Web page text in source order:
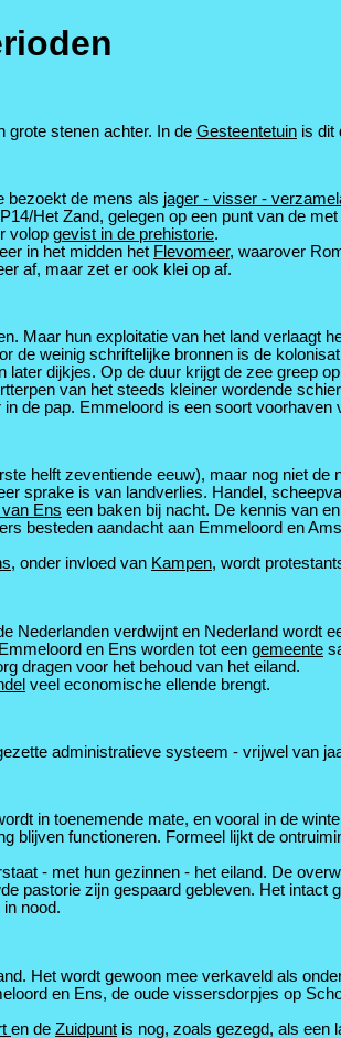
grote stenen achter. In de Gesteentetuin is dit
bezoekt de mens als jager - visser -
Het Zand, gelegen op een punt van de
volop gevist in de prehistorie.
in het midden het Flevomeer, waarover
af, maar zet er ook klei op af.
Maar hun exploitatie van het land verlaagt
de weinig schriftelijke bronnen is de
dijkjes. Op de duur krijgt de zee greep
van het steeds kleiner wordende
de pap. Emmeloord is een soort voorhaven
helft zeventiende eeuw), maar nog niet
sprake is van landverlies. Handel,
Ens een baken bij nacht. De kennis van
besteden aandacht aan Emmeloord en
, onder invloed van Kampen, wordt
verdwijnt en Nederland wordt
en Ens worden tot een gemeente
dragen voor het behoud van het eiland.
veel economische ellende brengt.
administratieve systeem - vrijwel van
in toenemende mate, en vooral in de
functioneren. Formeel lijkt de
- met hun gezinnen - het eiland. De
pastorie zijn gespaard gebleven. Het intact
nood.
Het wordt gewoon mee verkaveld als
en Ens, de oude vissersdorpjes op
en de Zuidpunt is nog, zoals gezegd, als een